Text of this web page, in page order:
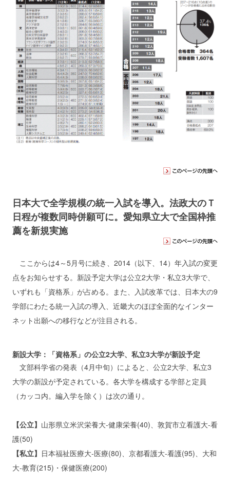
日本大で全学規模の統一入試を導入。法政大のＴ
日程が複数同時併願可に。愛知県立大で全国枠推
薦を新規実施
ここからは4～5月号に続き、2014（以下、14）年入試の変更
点をお知らせする。新設予定大学は公立2大学・私立3大学で、
いずれも「資格系」が占める。また、入試改革では、日本大の9
学部にわたる統一入試の導入、近畿大のほぼ全面的なインター
ネット出願への移行などが注目される。
新設大学：「資格系」の公立2大学、私立3大学が新設予定
文部科学省の発表（4月中旬）によると、公立2大学、私立3
大学の新設が予定されている。各大学を構成する学部と定員
（カッコ内。編入学を除く）は次の通り。
【公立】 山形県立米沢栄養大‐健康栄養(40)、敦賀市立看護大‐看
護(50)
【私立】 日本福祉医療大‐医療(80)、京都看護大‐看護(95)、大和
大‐教育(215)・保健医療(200)